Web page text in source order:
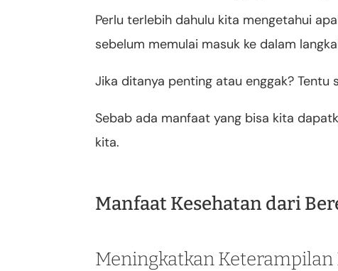
Perlu terlebih dahulu kita mengetahui
sebelum memulai masuk ke dalam
Jika ditanya penting atau enggak? Tentu
Sebab ada manfaat yang bisa kita
kita.
Manfaat Kesehatan dari
Meningkatkan